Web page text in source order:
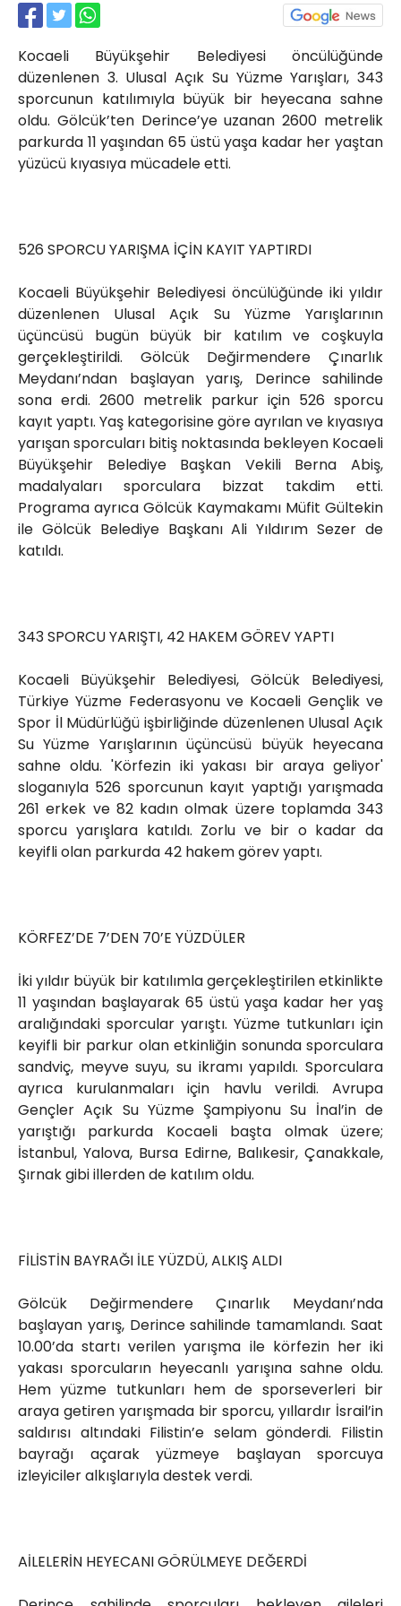
Kocaeli Büyükşehir Belediyesi öncülüğünde
düzenlenen 3. Ulusal Açık Su Yüzme Yarışları, 343
sporcunun katılımıyla büyük bir heyecana sahne
oldu. Gölcük’ten Derince’ye uzanan 2600 metrelik
parkurda 11 yaşından 65 üstü yaşa kadar her yaştan
yüzücü kıyasıya mücadele etti.
526 SPORCU YARIŞMA İÇİN KAYIT YAPTIRDI
Kocaeli Büyükşehir Belediyesi öncülüğünde iki yıldır
düzenlenen Ulusal Açık Su Yüzme Yarışlarının
üçüncüsü bugün büyük bir katılım ve coşkuyla
gerçekleştirildi. Gölcük Değirmendere Çınarlık
Meydanı’ndan başlayan yarış, Derince sahilinde
sona erdi. 2600 metrelik parkur için 526 sporcu
kayıt yaptı. Yaş kategorisine göre ayrılan ve kıyasıya
yarışan sporcuları bitiş noktasında bekleyen Kocaeli
Büyükşehir Belediye Başkan Vekili Berna Abiş,
madalyaları sporculara bizzat takdim etti.
Programa ayrıca Gölcük Kaymakamı Müfit Gültekin
ile Gölcük Belediye Başkanı Ali Yıldırım Sezer de
katıldı.
343 SPORCU YARIŞTI, 42 HAKEM GÖREV YAPTI
Kocaeli Büyükşehir Belediyesi, Gölcük Belediyesi,
Türkiye Yüzme Federasyonu ve Kocaeli Gençlik ve
Spor İl Müdürlüğü işbirliğinde düzenlenen Ulusal Açık
Su Yüzme Yarışlarının üçüncüsü büyük heyecana
sahne oldu. 'Körfezin iki yakası bir araya geliyor'
sloganıyla 526 sporcunun kayıt yaptığı yarışmada
261 erkek ve 82 kadın olmak üzere toplamda 343
sporcu yarışlara katıldı. Zorlu ve bir o kadar da
keyifli olan parkurda 42 hakem görev yaptı.
KÖRFEZ’DE 7’DEN 70’E YÜZDÜLER
İki yıldır büyük bir katılımla gerçekleştirilen etkinlikte
11 yaşından başlayarak 65 üstü yaşa kadar her yaş
aralığındaki sporcular yarıştı. Yüzme tutkunları için
keyifli bir parkur olan etkinliğin sonunda sporculara
sandviç, meyve suyu, su ikramı yapıldı. Sporculara
ayrıca kurulanmaları için havlu verildi. Avrupa
Gençler Açık Su Yüzme Şampiyonu Su İnal’in de
yarıştığı parkurda Kocaeli başta olmak üzere;
İstanbul, Yalova, Bursa Edirne, Balıkesir, Çanakkale,
Şırnak gibi illerden de katılım oldu.
FİLİSTİN BAYRAĞI İLE YÜZDÜ, ALKIŞ ALDI
Gölcük Değirmendere Çınarlık Meydanı’nda
başlayan yarış, Derince sahilinde tamamlandı. Saat
10.00’da startı verilen yarışma ile körfezin her iki
yakası sporcuların heyecanlı yarışına sahne oldu.
Hem yüzme tutkunları hem de sporseverleri bir
araya getiren yarışmada bir sporcu, yıllardır İsrail’in
saldırısı altındaki Filistin’e selam gönderdi. Filistin
bayrağı açarak yüzmeye başlayan sporcuya
izleyiciler alkışlarıyla destek verdi.
AİLELERİN HEYECANI GÖRÜLMEYE DEĞERDİ
Akkavaklar Caddesi No:17/4 İzmit-
KOCAELİ
kocaelisokak@gmail.com